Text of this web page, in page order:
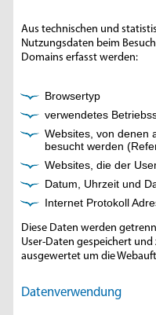
Aus technischen und
Nutzungsdaten beim
Domains erfasst werden:
Browsertyp
verwendetes
Websites, von denen
besucht werden
Websites, die der
Datum, Uhrzeit und
Internet Protokoll
Diese Daten werden
User-Daten gespeichert
ausgewertet um die
Datenverwendung